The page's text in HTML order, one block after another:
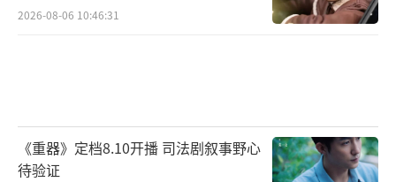
2026-08-06 10:46:31
《重器》定档8.10开播 司法剧叙事野心
待验证